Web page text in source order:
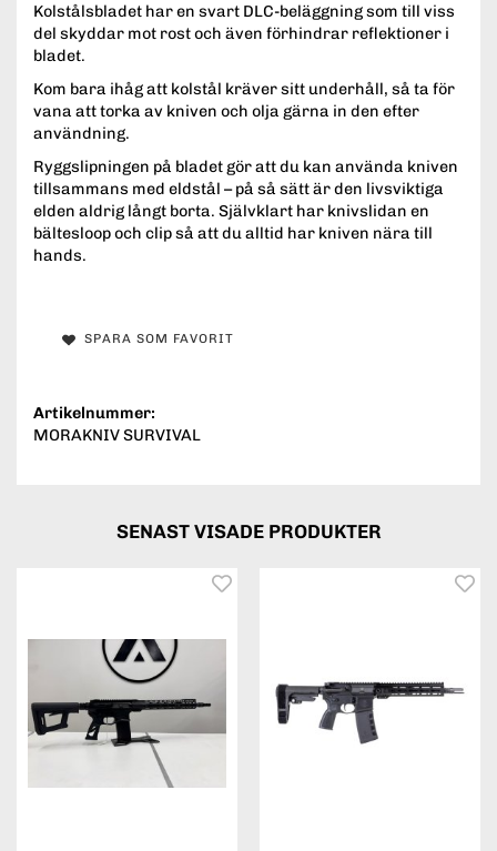
Kolstålsbladet har en svart DLC-beläggning som till viss
del skyddar mot rost och även förhindrar reflektioner i
bladet.
Kom bara ihåg att kolstål kräver sitt underhåll, så ta för
vana att torka av kniven och olja gärna in den efter
användning.
Ryggslipningen på bladet gör att du kan använda kniven
tillsammans med eldstål – på så sätt är den livsviktiga
elden aldrig långt borta. Självklart har knivslidan en
bältesloop och clip så att du alltid har kniven nära till
hands.
SPARA SOM FAVORIT
Artikelnummer:
MORAKNIV SURVIVAL
SENAST VISADE PRODUKTER